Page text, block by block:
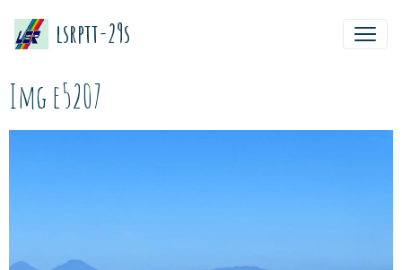
lsrptt-29s
Img e5207